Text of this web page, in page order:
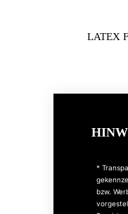
LATEX
*
bzw.